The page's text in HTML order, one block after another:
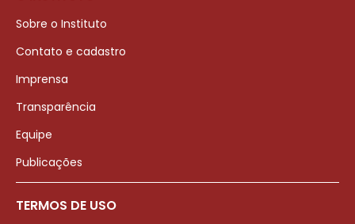
Sobre o Instituto
Contato e cadastro
Imprensa
Transparência
Equipe
Publicações
TERMOS DE USO